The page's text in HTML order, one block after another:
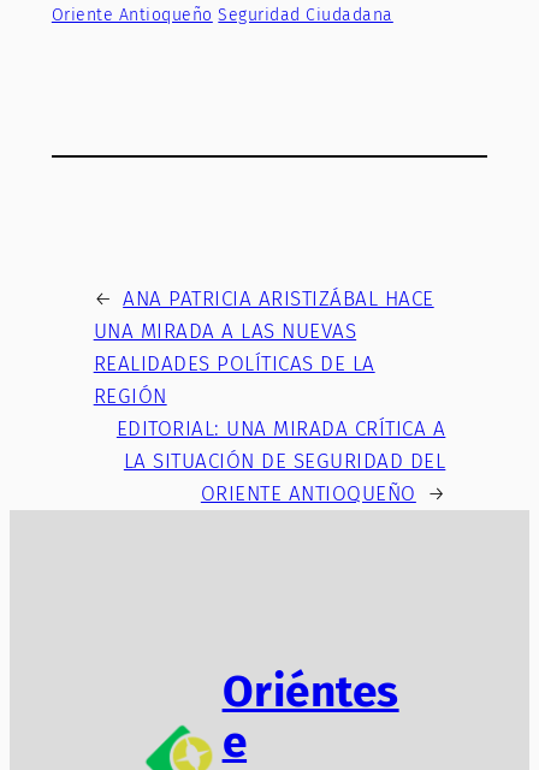
Oriente Antioqueño Seguridad Ciudadana
← ANA PATRICIA ARISTIZÁBAL HACE
UNA MIRADA A LAS NUEVAS
REALIDADES POLÍTICAS DE LA
REGIÓN
EDITORIAL: UNA MIRADA CRÍTICA A
LA SITUACIÓN DE SEGURIDAD DEL
ORIENTE ANTIOQUEÑO
→
Oriéntes
e